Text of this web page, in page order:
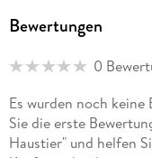
Ringelnatz verwandt.
Felix Janosa
Musiklehrer in die
Pianist, Produzent
musikpädagogischen
Bewertungen
0
Es wurden noch
Sie die erste
Haustier" und helfen